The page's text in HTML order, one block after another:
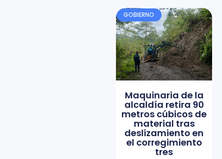
GOBIERNO
Maquinaria de la
alcaldía retira 90
metros cúbicos de
material tras
deslizamiento en
el corregimiento
tres